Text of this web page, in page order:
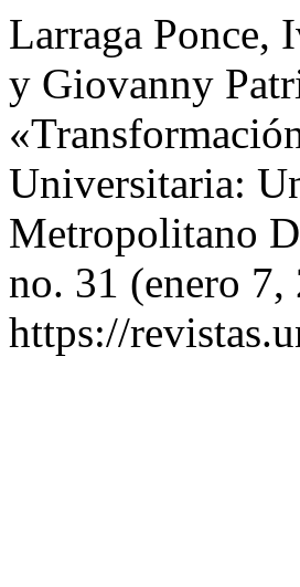
Larraga Ponce,
y Giovanny
Universitaria:
Metropolitano
no. 31 (enero
https://